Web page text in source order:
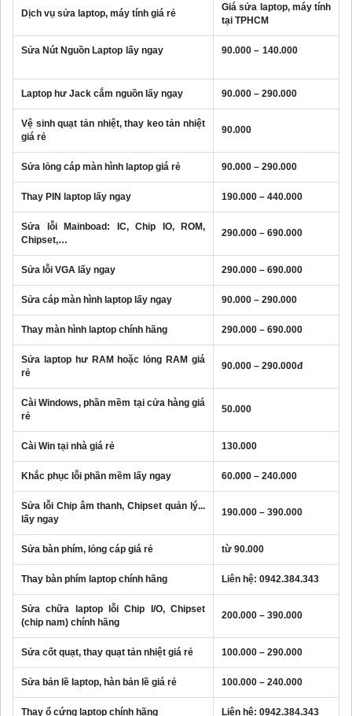
Dịch vụ sửa laptop, máy tính giá rẻ
Giá sửa laptop, máy tính
tại TPHCM
Sửa Nút Nguồn Laptop lấy ngay 90.000 – 140.000
Laptop hư Jack cắm nguồn lấy ngay 90.000 – 290.000
Vệ sinh quạt tản nhiệt, thay keo tản nhiệt
giá rẻ
90.000
Sửa lỏng cáp màn hình laptop giá rẻ 90.000 – 290.000
Thay PIN laptop lấy ngay 190.000 – 440.000
Sửa lỗi Mainboad: IC, Chip IO, ROM,
Chipset,…
290.000 – 690.000
Sửa lỗi VGA lấy ngay 290.000 – 690.000
Sửa cáp màn hình laptop lấy ngay 90.000 – 290.000
Thay màn hình laptop chính hãng 290.000 – 690.000
Sửa laptop hư RAM hoặc lỏng RAM giá
rẻ
90.000 – 290.000đ
Cài Windows, phần mềm tại cửa hàng giá
rẻ
50.000
Cài Win tại nhà giá rẻ 130.000
Khắc phục lỗi phần mềm lấy ngay 60.000 – 240.000
Sửa lỗi Chip âm thanh, Chipset quản lý...
lấy ngay
190.000 – 390.000
Sửa bàn phím, lỏng cáp giá rẻ từ 90.000
Thay bàn phím laptop chính hãng Liên hệ: 0942.384.343
Sửa chữa laptop lỗi Chip I/O, Chipset
(chip nam) chính hãng
200.000 – 390.000
Sửa cốt quạt, thay quạt tản nhiệt giá rẻ 100.000 – 290.000
Sửa bản lề laptop, hàn bản lề giá rẻ 100.000 – 240.000
Thay ổ cứng laptop chính hãng Liên hệ: 0942.384.343